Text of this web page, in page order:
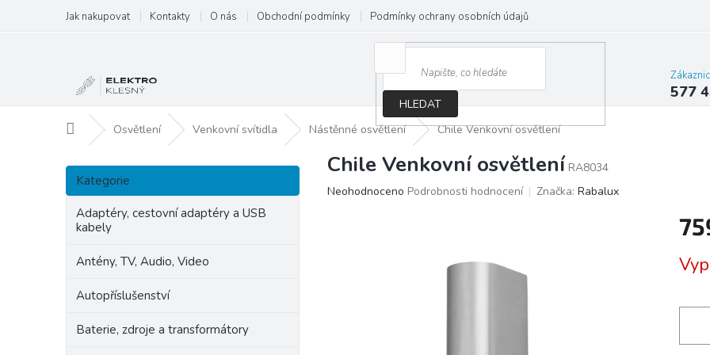
obsah
Jak nakupovat Kontakty O nás Obchodní podmínky Podmínky ochrany osobních údajů
HLEDAT
577
Domů Osvětlení Venkovní svítidla Nástěnné osvětlení Chile Venkovní osvětlení
P
s
Přeskočit
kategorie
Kategorie
Adaptéry, cestovní adaptéry a USB
kabely
Antény, TV, Audio, Video
Autopříslušenství
Baterie, zdroje a transformátory
Chile Venkovní osvětlení RA8034
Průměrné
Neohodnoceno Podrobnosti hodnocení Značka: Rabalux
cena: